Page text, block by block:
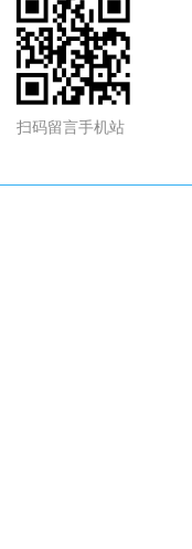
扫码留言手机站